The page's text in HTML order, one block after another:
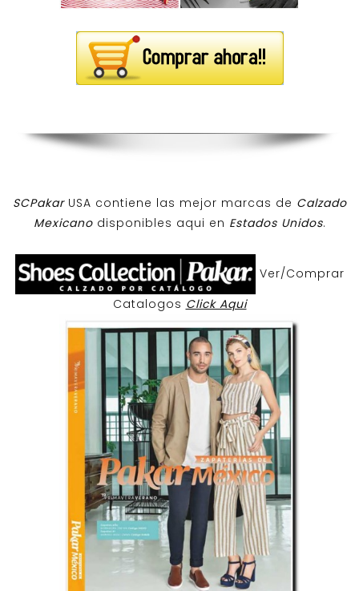
SCPakar USA contiene las mejor marcas de Calzado
Mexicanodisponibles aqui en Estados Unidos.
Ver/Comprar
Catalogos Click Aqui